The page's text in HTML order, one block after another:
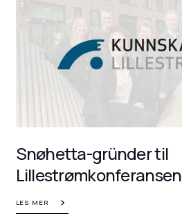
Snøhetta-gründer til
Lillestrømkonferansen
LES MER